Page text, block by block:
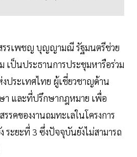
รรเพชญ บุญญามณี รัฐมนตรีช่วย
เป็นประธานการประชุมหารือร่วม
ประเทศไทย ผู้เชี่ยวชาญด้าน
า และที่ปรึกษากฎหมาย เพื่อ
คของงานถมทะเลในโครงการ
ะยะที่ 3 ซึ่งปัจจุบันยังไม่สามารถ